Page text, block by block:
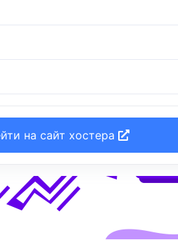
на сайт хостера